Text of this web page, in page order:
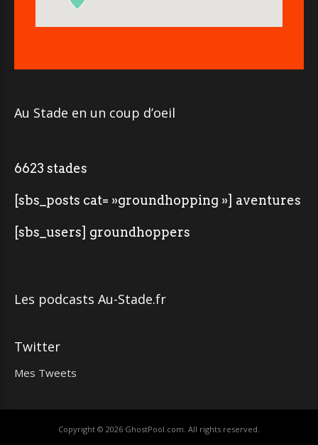
Au Stade en un coup d’oeil
6623 stades
[sbs_posts cat= »groundhopping »] aventures
[sbs_users] groundhoppers
Les podcasts Au-Stade.fr
Twitter
Mes Tweets
Copyright © 2026 GhostPool.com. All rights reserved.